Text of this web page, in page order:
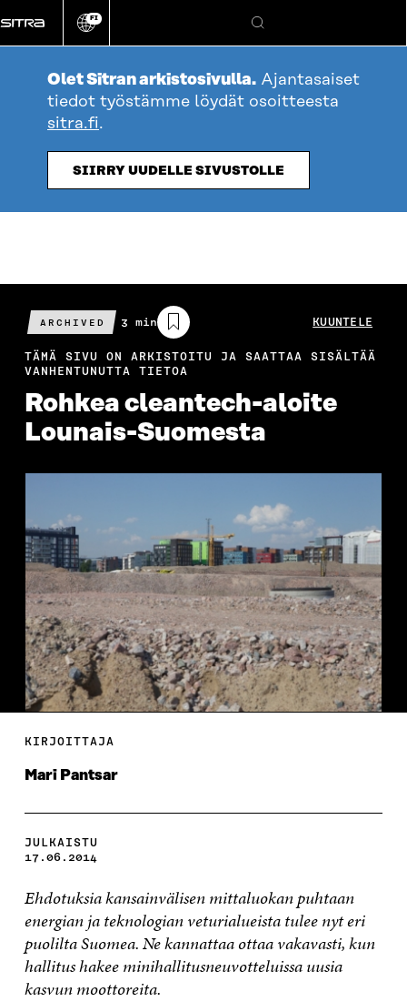
suoraan
sisältöön
Vaihda
kieli
FI
Hae
Olet Sitran arkistosivulla. Ajantasaiset
tiedot työstämme löydät osoitteesta
sitra.fi.
SIIRRY UUDELLE SIVUSTOLLE
ARCHIVED
Arvioitu
lukuaika
3 min KUUNTELE
TÄMÄ SIVU ON ARKISTOITU JA SAATTAA SISÄLTÄÄ
VANHENTUNUTTA TIETOA
Rohkea cleantech-aloite
Lounais-Suomesta
KIRJOITTAJA
Mari Pantsar
JULKAISTU
17.06.2014
Ehdotuksia kansainvälisen mittaluokan puhtaan
energian ja teknologian veturialueista tulee nyt eri
puolilta Suomea. Ne kannattaa ottaa vakavasti, kun
hallitus hakee minihallitusneuvotteluissa uusia
kasvun moottoreita.